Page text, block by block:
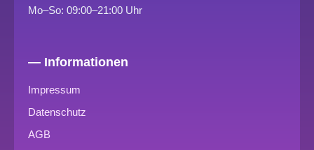
Mo–So: 09:00–21:00 Uhr
— Informationen
Impressum
Datenschutz
AGB